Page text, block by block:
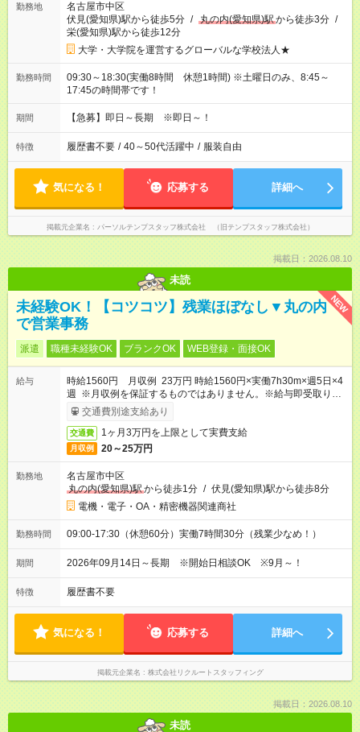
勤務地
名古屋市中区
伏見(愛知県)駅から徒歩5分 / 丸の内(愛知県)駅から徒歩3分 /
栄(愛知県)駅から徒歩12分
大学・大学院を運営するグローバルな学校法人★
勤務時間
09:30～18:30(実働8時間 休憩1時間) ※土曜日のみ、8:45～
17:45の時間帯です！
期間 【急募】即日～長期 ※即日～！
特徴 履歴書不要 / 40～50代活躍中 / 服装自由
気になる！ 応募する 詳細へ
掲載元企業名 パーソルテンプスタッフ株式会社 （旧テンプスタッフ株式会社）
掲載日：2026.08.10
未読
NEW
未経験OK！【コツコツ】残業ほぼなし▼丸の内
で営業事務
派遣 職種未経験OK ブランクOK WEB登録・面接OK
給与
時給1560円 月収例 23万円 時給1560円×実働7h30m×週5日×4
週 ※月収例を保証するものではありません。※給与即受取りサ
ービス利用可（利用条件有）
交通費別途支給あり
交通費 1ヶ月3万円を上限として実費支給
月収例 20～25万円
勤務地
名古屋市中区
丸の内(愛知県)駅から徒歩1分 / 伏見(愛知県)駅から徒歩8分
電機・電子・OA・精密機器関連商社
勤務時間 09:00-17:30（休憩60分）実働7時間30分（残業少なめ！）
期間 2026年09月14日～長期 ※開始日相談OK ※9月～！
特徴 履歴書不要
気になる！ 応募する 詳細へ
掲載元企業名 株式会社リクルートスタッフィング
掲載日：2026.08.10
未読